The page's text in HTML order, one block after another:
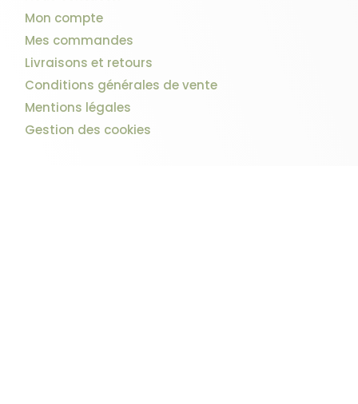
Mon compte
Mes commandes
Livraisons et retours
Conditions générales de vente
Mentions légales
Gestion des cookies